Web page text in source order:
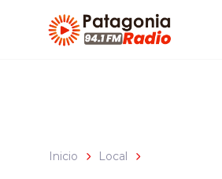
Inicio Local